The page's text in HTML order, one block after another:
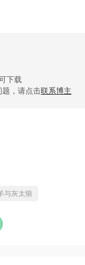
下载
题，请点击联系博主
与灰太狼